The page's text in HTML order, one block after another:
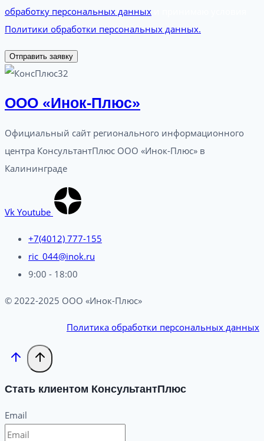
обработку персональных данных
Политики обработки персональных данных.
Отправить заявку
ООО «Инок-Плюс»
Официальный сайт регионального информационного
центра КонсультантПлюс ООО «Инок-Плюс» в
Калининграде
Vk Youtube
+7(4012) 777-155
ric_044@inok.ru
9:00 - 18:00
© 2022-2025 ООО «Инок-Плюс»
Политика обработки персональных данных
Стать клиентом КонсультантПлюс
Email